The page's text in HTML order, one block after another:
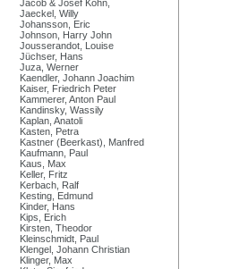
Jacob & Josef Kohn,
Jaeckel, Willy
Johansson, Eric
Johnson, Harry John
Jousserandot, Louise
Jüchser, Hans
Juza, Werner
Kaendler, Johann Joachim
Kaiser, Friedrich Peter
Kammerer, Anton Paul
Kandinsky, Wassily
Kaplan, Anatoli
Kasten, Petra
Kastner (Beerkast), Manfred
Kaufmann, Paul
Kaus, Max
Keller, Fritz
Kerbach, Ralf
Kesting, Edmund
Kinder, Hans
Kips, Erich
Kirsten, Theodor
Kleinschmidt, Paul
Klengel, Johann Christian
Klinger, Max